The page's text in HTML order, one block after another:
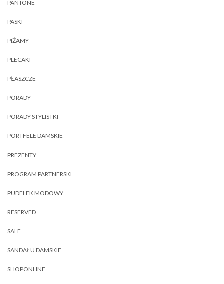
PANTONE
PASKI
PIŻAMY
PLECAKI
PŁASZCZE
PORADY
PORADY STYLISTKI
PORTFELE DAMSKIE
PREZENTY
PROGRAM PARTNERSKI
PUDELEK MODOWY
RESERVED
SALE
SANDAŁU DAMSKIE
SHOPONLINE